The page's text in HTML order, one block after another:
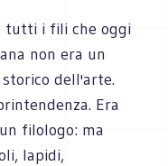
tutti i fili che oggi
non era un
dell'arte.
Era
filologo: ma
lapidi,